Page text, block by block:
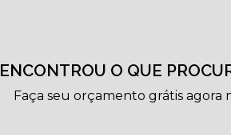
ENCONTROU O QUE
Faça seu orçamento grátis agora